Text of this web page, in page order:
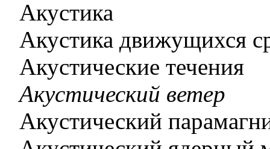
Акустика
Акустика движущихся
Акустические течения
Акустический ветер
Акустический